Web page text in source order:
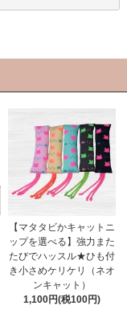
【マタタビかキャットニ
ップを選べる】強力また
たびでハッスル★ひも付
き小さめケリケリ（ネオ
ンキャット）
1,100円(税100円)